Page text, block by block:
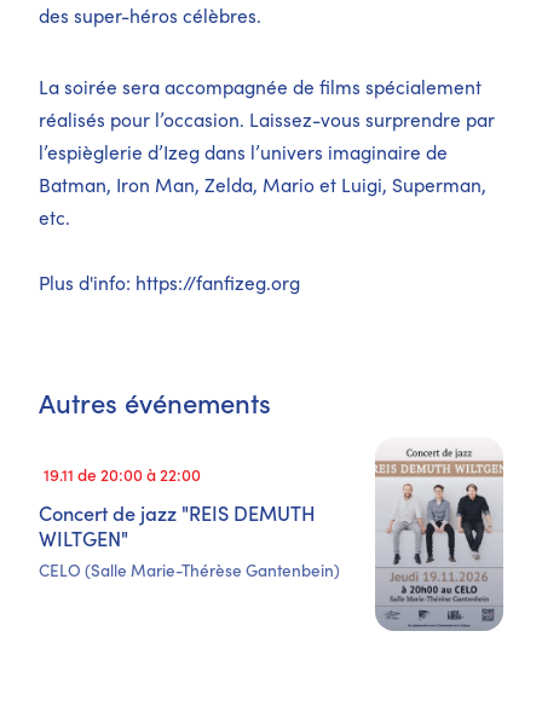
des super-héros célèbres.
La soirée sera accompagnée de films spécialement
réalisés pour l’occasion. Laissez-vous surprendre par
l’espièglerie d’Izeg dans l’univers imaginaire de
Batman, Iron Man, Zelda, Mario et Luigi, Superman,
etc.
Plus d'info: https://fanfizeg.org
Autres événements
19.11 de 20:00 à 22:00
Concert de jazz "REIS DEMUTH
WILTGEN"
CELO (Salle Marie-Thérèse Gantenbein)